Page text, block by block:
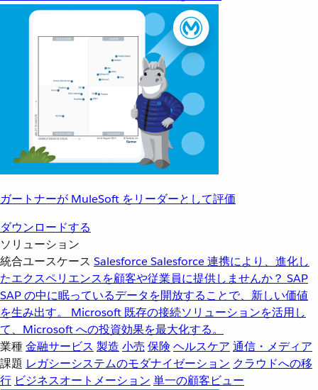
ガートナーが MuleSoft をリーダーとして評価
ダウンロードする
ソリューション
統合ユースケース SalesforceSalesforce 連携により、進化し
たエクスペリエンスを顧客や従業員に提供しませんか？ SAP
SAP の中に眠っているデータを開放することで、新しい価値
を生み出す。
Microsoft 既存の接続ソリューションを活用し
て、Microsoft への投資効果を最大化する。
業種金融サービス 製造 小売 保険 ヘルスケア 通信・メディア
課題 レガシーシステムのモダナイゼーション クラウドへの移
行 ビジネスオートメーション 単一の顧客ビュー